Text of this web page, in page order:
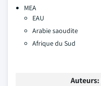
MEA
EAU
Arabie saoudite
Afrique du Sud
Auteurs: